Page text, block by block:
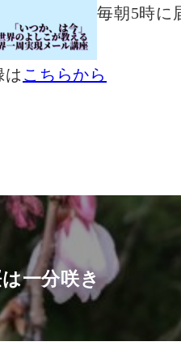
毎朝5時に
は こちらから
一分咲き